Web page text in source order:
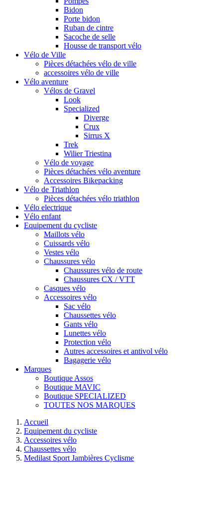
Bidon
Porte bidon
Ruban de cintre
Sacoche de selle
Housse de transport vélo
Vélo de Ville
Pièces détachées vélo de ville
accessoires vélo de ville
Vélo aventure
Vélos de Gravel
Look
Specialized
Diverge
Crux
Sirrus X
Trek
Wilier Triestina
Vélo de voyage
Pièces détachées vélo aventure
Accessoires Bikepacking
Vélo de Triathlon
Pièces détachées vélo triathlon
Vélo electrique
Vélo enfant
Equipement du cycliste
Maillots vélo
Cuissards vélo
Vestes vélo
Chaussures vélo
Chaussures vélo de route
Chaussures CX / VTT
Casques vélo
Accessoires vélo
Sac vélo
Chaussettes vélo
Gants vélo
Lunettes vélo
Protection vélo
Autres accessoires et antivol vélo
Bagagerie vélo
Marques
Boutique Assos
Boutique MAVIC
Boutique SPECIALIZED
TOUTES NOS MARQUES
Accueil
Equipement du cycliste
Accessoires vélo
Chaussettes vélo
Medilast Sport Jambières Cyclisme